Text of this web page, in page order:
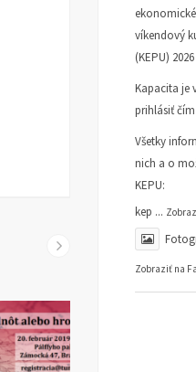
víkendový
(KEPU)
Kapacita je
prihlásiť čím
Všetky
nich a o
KEPU:
kep ...
Zobraziť na